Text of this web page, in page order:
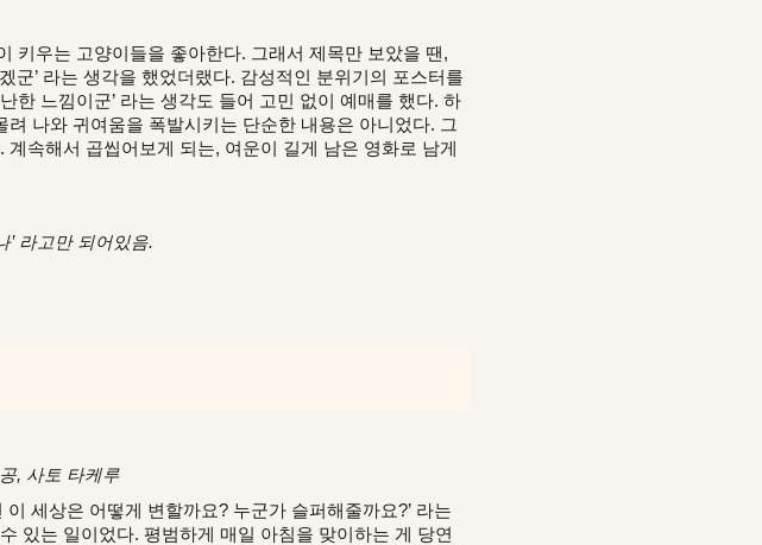
키우는 고양이들을 좋아한다. 그래서 제목만 보았을 땐,
군’ 라는 생각을 했었더랬다. 감성적인 분위기의 포스터를
한 느낌이군’ 라는 생각도 들어 고민 없이 예매를 했다. 하
나와 귀여움을 폭발시키는 단순한 내용은 아니었다. 그
속해서 곱씹어보게 되는, 여운이 길게 남은 영화로 남게
’ 라고만 되어있음.
, 사토 타케루
세상은 어떻게 변할까요? 누군가 슬퍼해줄까요?’ 라는
있는 일이었다. 평범하게 매일 아침을 맞이하는 게 당연